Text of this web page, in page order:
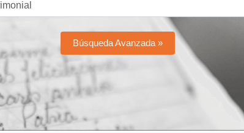
Búsqueda Avanzada »